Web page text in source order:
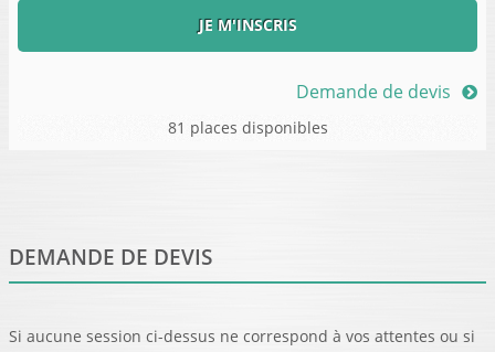
JE M'INSCRIS
Demande de devis
81 places disponibles
DEMANDE DE DEVIS
Si aucune session ci-dessus ne correspond à vos attentes ou si